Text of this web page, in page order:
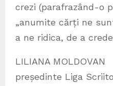
crezi (parafrazând-o
„anumite cărți ne
a ne ridica, de a
LILIANA MOLDOVAN
președinte Liga